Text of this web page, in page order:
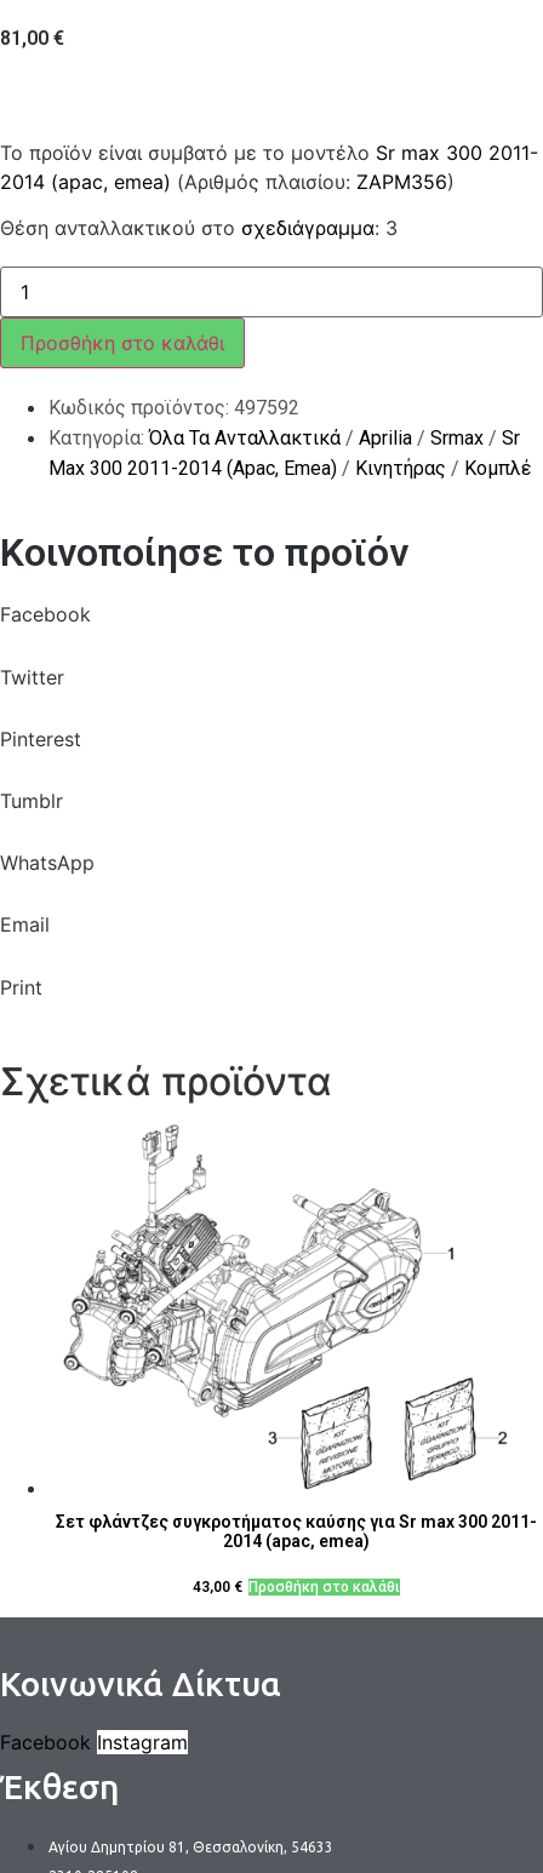
81,00 €
Το προϊόν είναι συμβατό με το μοντέλο Sr max 300 2011-
2014 (apac, emea) (Αριθμός πλαισίου: ZAPM356)
Θέση ανταλλακτικού στο σχεδιάγραμμα: 3
Σετ
φλάντζες,
τσιμούχες
λαδιού
ποσότητα
Προσθήκη στο καλάθι
Κωδικός προϊόντος: 497592
Κατηγορία:Όλα Τα Ανταλλακτικά/ Aprilia / Srmax / Sr
Max 300 2011-2014 (Apac, Emea) / Κινητήρας / Κομπλέ
Κοινοποίησε το προϊόν
Facebook
Twitter
Pinterest
Tumblr
WhatsApp
Email
Print
Σχετικά προϊόντα
Σετ φλάντζες συγκροτήματος καύσης για Sr max 300 2011-
2014 (apac, emea)
43,00 € Προσθήκη στο καλάθι
Κοινωνικά Δίκτυα
Facebook Instagram
Έκθεση
Αγίου Δημητρίου 81, Θεσσαλονίκη, 54633